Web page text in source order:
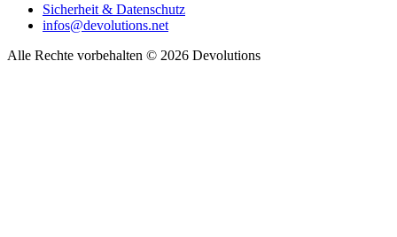
Sicherheit & Datenschutz
infos@devolutions.net
Alle Rechte vorbehalten © 2026 Devolutions